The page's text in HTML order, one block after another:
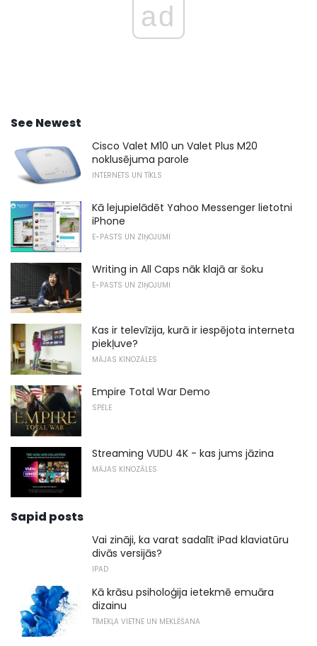
ad
See Newest
Cisco Valet M10 un Valet Plus M20
noklusējuma parole
INTERNETS UN TĪKLS
Kā lejupielādēt Yahoo Messenger lietotni
iPhone
E-PASTS UN ZIŅOJUMI
Writing in All Caps nāk klajā ar šoku
E-PASTS UN ZIŅOJUMI
Kas ir televīzija, kurā ir iespējota interneta
piekļuve?
MĀJAS KINOZĀLES
Empire Total War Demo
SPĒLE
Streaming VUDU 4K - kas jums jāzina
MĀJAS KINOZĀLES
Sapid posts
Vai zināji, ka varat sadalīt iPad klaviatūru
divās versijās?
IPAD
Kā krāsu psiholoģija ietekmē emuāra
dizainu
TĪMEKĻA VIETNE UN MEKLĒŠANA